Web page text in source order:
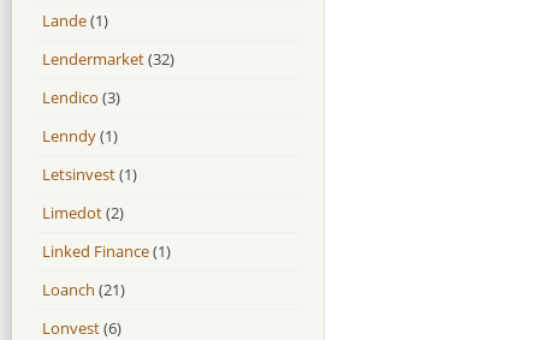
Lande(1)
Lendermarket(32)
Lendico (3)
Lenndy(1)
Letsinvest(1)
Limedot(2)
Linked Finance(1)
Loanch (21)
Lonvest(6)